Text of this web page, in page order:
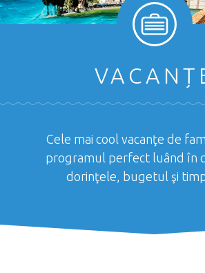
Cele mai cool vacanţe de
programul perfect luând în
dorinţele, bugetul şi